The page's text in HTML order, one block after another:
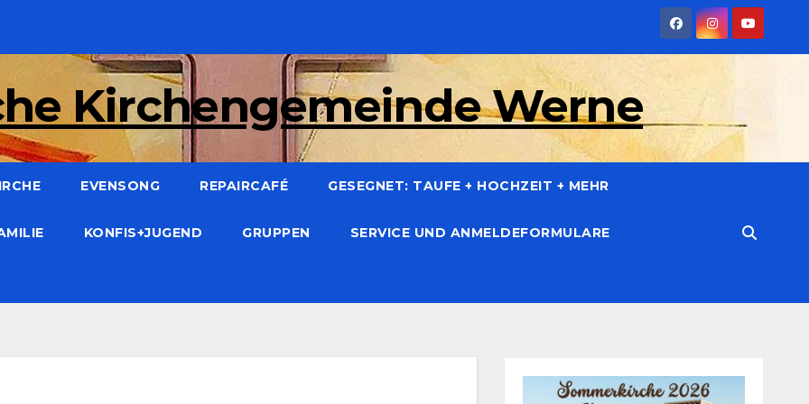
Kirchengemeinde Werne
EVENSONG REPAIRCAFÉ GESEGNET: TAUFE + HOCHZEIT + MEHR
KONFIS+JUGEND GRUPPEN SERVICE UND ANMELDEFORMULARE